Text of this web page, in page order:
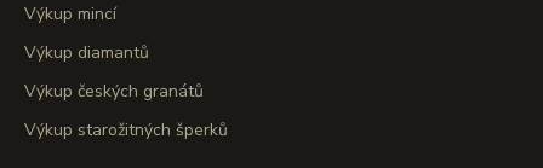
Výkup mincí
Výkup diamantů
Výkup českých granátů
Výkup starožitných šperků